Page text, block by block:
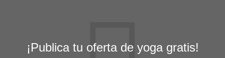
¡Publica tu oferta de yoga gratis!